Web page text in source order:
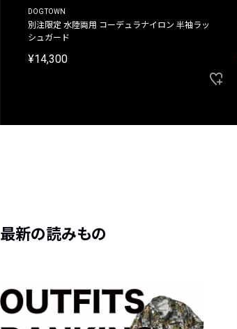
DOGTOWN
別注限定 水陸両用 コーデュラナイロン 半袖ラッ
シュガード
¥14,300
最新の読みもの